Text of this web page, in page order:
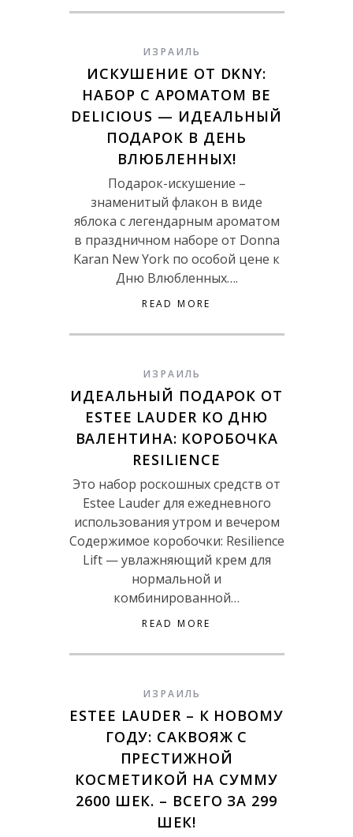
ИЗРАИЛЬ
ИСКУШЕНИЕ ОТ DKNY:
НАБОР С АРОМАТОМ BE
DELICIOUS — ИДЕАЛЬНЫЙ
ПОДАРОК В ДЕНЬ
ВЛЮБЛЕННЫХ!
Подарок-искушение –
знаменитый флакон в виде
яблока с легендарным ароматом
в праздничном наборе от Donna
Karan New York по особой цене к
Дню Влюбленных….
READ MORE
ИЗРАИЛЬ
ИДЕАЛЬНЫЙ ПОДАРОК ОТ
ESTEE LAUDER КО ДНЮ
ВАЛЕНТИНА: КОРОБОЧКА
RESILIENCE
Это набор роскошных средств от
Estee Lauder для ежедневного
использования утром и вечером
Содержимое коробочки: Resilience
Lift — увлажняющий крем для
нормальной и
комбинированной…
READ MORE
ИЗРАИЛЬ
ESTEE LAUDER – К НОВОМУ
ГОДУ: САКВОЯЖ С
ПРЕСТИЖНОЙ
КОСМЕТИКОЙ НА СУММУ
2600 ШЕК. – ВСЕГО ЗА 299
ШЕК!